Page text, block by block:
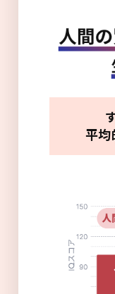
平均